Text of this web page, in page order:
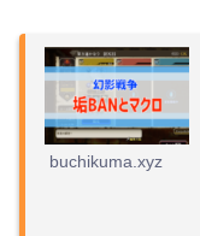
buchikuma.xyz